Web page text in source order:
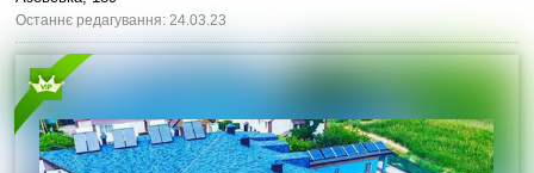
Останнє редагування: 24.03.23